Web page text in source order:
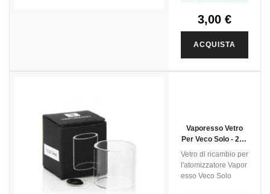
3,00 €
ACQUISTA
Vaporesso Vetro
Per Veco Solo - 2ml
- 1pz
Vetro di ricambio per
l'atomizzatore Vapor
esso Veco Solo